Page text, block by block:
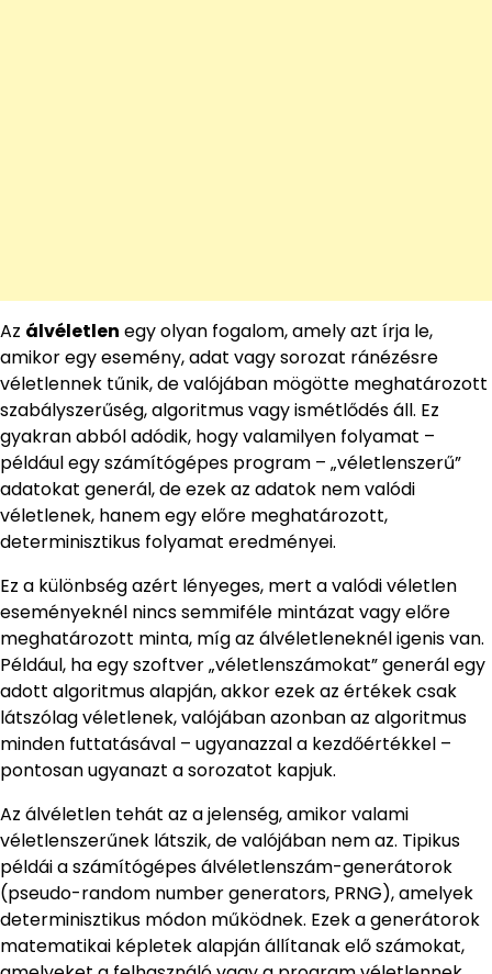
Az álvéletlen egy olyan fogalom, amely azt írja le,
amikor egy esemény, adat vagy sorozat ránézésre
véletlennek tűnik, de valójában mögötte meghatározott
szabályszerűség, algoritmus vagy ismétlődés áll. Ez
gyakran abból adódik, hogy valamilyen folyamat –
például egy számítógépes program – „véletlenszerű”
adatokat generál, de ezek az adatok nem valódi
véletlenek, hanem egy előre meghatározott,
determinisztikus folyamat eredményei.
Ez a különbség azért lényeges, mert a valódi véletlen
eseményeknél nincs semmiféle mintázat vagy előre
meghatározott minta, míg az álvéletleneknél igenis van.
Például, ha egy szoftver „véletlenszámokat” generál egy
adott algoritmus alapján, akkor ezek az értékek csak
látszólag véletlenek, valójában azonban az algoritmus
minden futtatásával – ugyanazzal a kezdőértékkel –
pontosan ugyanazt a sorozatot kapjuk.
Az álvéletlen tehát az a jelenség, amikor valami
véletlenszerűnek látszik, de valójában nem az. Tipikus
példái a számítógépes álvéletlenszám-generátorok
(pseudo-random number generators, PRNG), amelyek
determinisztikus módon működnek. Ezek a generátorok
matematikai képletek alapján állítanak elő számokat,